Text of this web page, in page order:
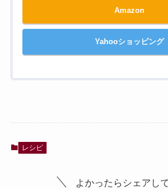
Amazon
Yahooショッピング
レシピ
よかったらシェアし